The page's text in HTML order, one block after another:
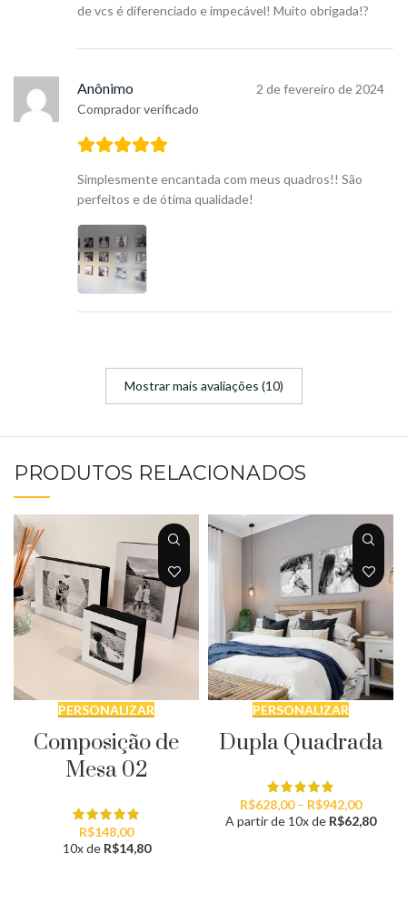
de vcs é diferenciado e impecável! Muito obrigada!?
Anônimo
Comprador verificado
2 de fevereiro de 2024
Simplesmente encantada com meus quadros!! São
perfeitos e de ótima qualidade!
Mostrar mais avaliações (10)
PRODUTOS RELACIONADOS
PERSONALIZAR
Composição de
Mesa 02
R$148,00
10x de R$14,80
PERSONALIZAR
Dupla Quadrada
R$628,00 – R$942,00Faixa
de
A partir de 10x de R$62,80